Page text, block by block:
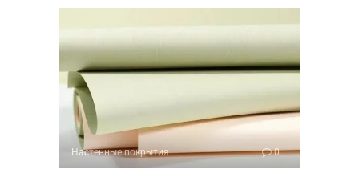
Настенные покрытия 0